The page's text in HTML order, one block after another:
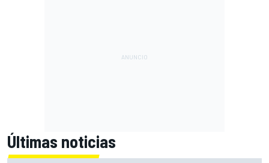
Últimas noticias